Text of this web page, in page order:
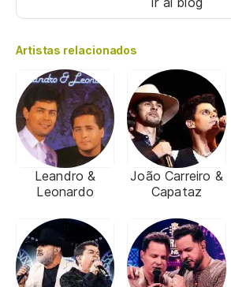
Artistas relacionados
Leandro &
Leonardo
João Carreiro &
Capataz